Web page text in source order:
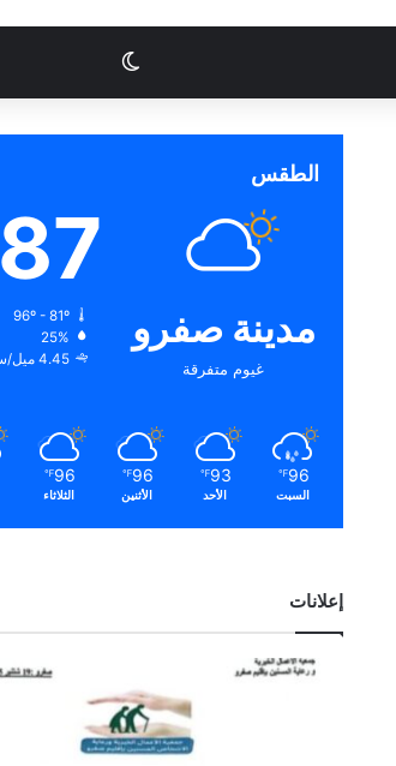
الوضع المظلم
الطقس
مدينة صفرو
غيوم متفرقة
87
96º - 81º
25%
4.45 ميل/ساعة
96
℉
السبت
93
℉
الأحد
96
℉
الأثنين
96
℉
الثلاثاء
إعلانات